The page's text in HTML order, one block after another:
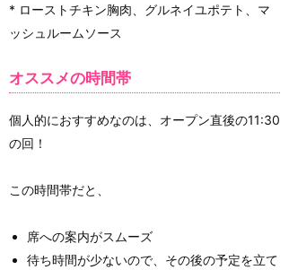
* ローストチキン胸肉、グルネイユポテト、マ
ッシュルームソース
オススメの時間帯
個人的におすすめなのは、オープン直後の11:30
の回！
この時間帯だと、
席への案内がスムーズ
待ち時間が少ないので、その後の予定を立て